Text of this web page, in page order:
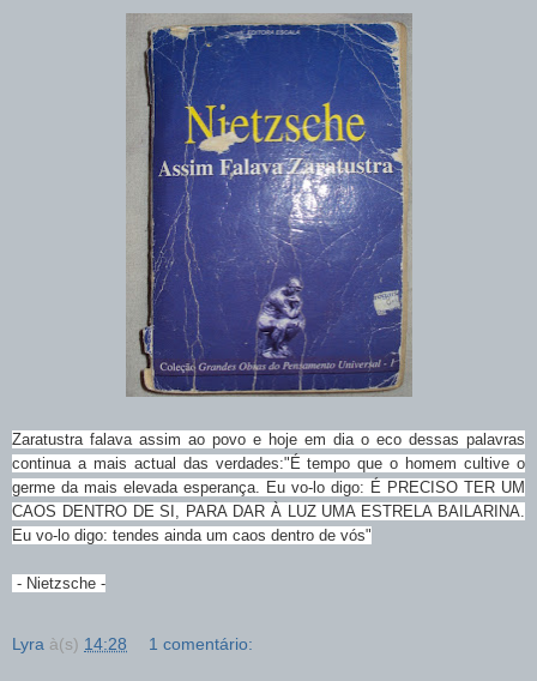
Zaratustra falava assim ao povo e hoje em dia o eco dessas palavras
continua a mais actual das verdades:"É tempo que o homem cultive o
germe da mais elevada esperança. Eu vo-lo digo: É PRECISO TER UM
CAOS DENTRO DE SI, PARA DAR À LUZ UMA ESTRELA BAILARINA.
Eu vo-lo digo: tendes ainda um caos dentro de vós"
- Nietzsche -
Lyra à(s) 14:28 1 comentário: